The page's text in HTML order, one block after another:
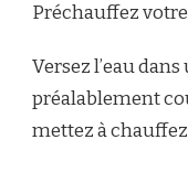
Préchauffez votre
Versez l’eau
préalablement
mettez à